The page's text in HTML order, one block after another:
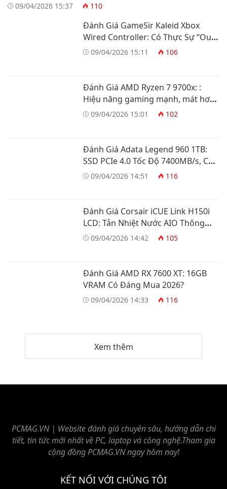
09/04/2026 15:37 110
Đánh Giá GameSir Kaleid Xbox
Wired Controller: Có Thực Sự “Out
Trình” Tay Cầm Xbox?
09/04/2026 15:11 106
Đánh Giá AMD Ryzen 7 9700x: :
Hiệu năng gaming mạnh, mát hơn
và tiết kiệm điện
09/04/2026 15:01 102
Đánh Giá Adata Legend 960 1TB:
SSD PCIe 4.0 Tốc Độ 7400MB/s, Có
Đáng Mua?
09/04/2026 14:51 116
Đánh Giá Corsair iCUE Link H150i
LCD: Tản Nhiệt Nước AIO Thông
Minh
09/04/2026 14:42 105
Đánh Giá AMD RX 7600 XT: 16GB
VRAM Có Đáng Mua 2026?
09/04/2026 14:33 116
Xem thêm
PCMAG.VN | Website đánh giá chuyên sâu, hướng dẫn chi
tiết, tin tức mới nhất về PC, laptop và công nghệ.Tham gia
cộng đồng PCMAG.VN ngay hôm nay!
KẾT NỐI VỚI CHÚNG TÔI